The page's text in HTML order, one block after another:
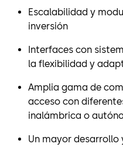
Escalabilidad y
inversión
Interfaces con
la flexibilidad y
Amplia gama de
acceso con
inalámbrica o
Un mayor